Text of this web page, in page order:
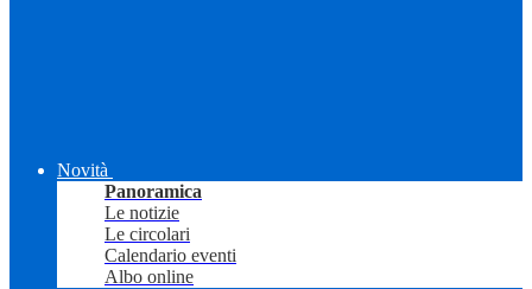
Novità
Panoramica
Le notizie
Le circolari
Calendario eventi
Albo online